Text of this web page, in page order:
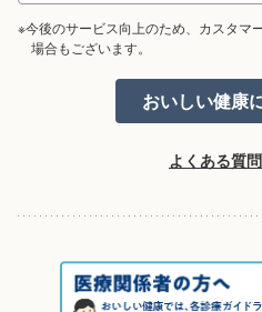
※今後のサービス向上のため、カスタマ
場合もございます。
よくある質問